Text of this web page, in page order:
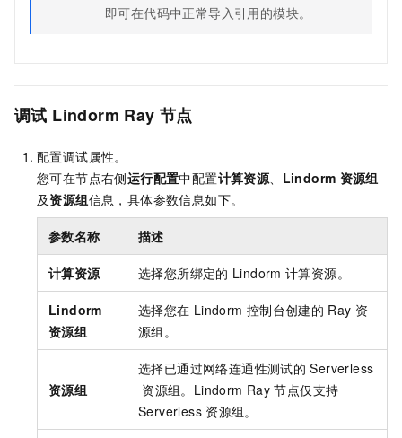
即可在代码中正常导入引用的模块。
调试 Lindorm Ray 节点
配置调试属性。
您可在节点右侧运行配置中配置计算资源、 Lindorm 资源组
及资源组信息，具体参数信息如下。
参数名称 描述
计算资源 选择您所绑定的 Lindorm 计算资源。
Lindorm
资源组
选择您在 Lindorm 控制台创建的 Ray 资
源组。
资源组
选择已通过网络连通性测试的 Serverless
资源组。Lindorm Ray 节点仅支持
Serverless 资源组。